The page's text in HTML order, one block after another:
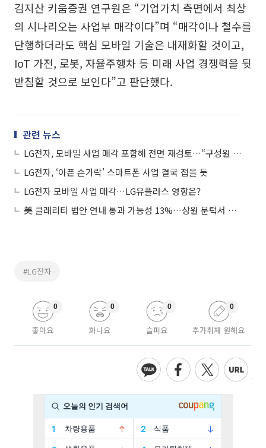
김지산 키움증권 연구원은 “기업가치 측면에서 최상
의 시나리오는 사업부 매각이다”며 “매각이나 철수를
단행하더라도 핵심 모바일 기술은 내재화할 것이고,
IoT 가전, 로봇, 자율주행차 등 미래 사업 경쟁력을 뒷
받침할 것으로 보인다”고 판단했다.
관련 뉴스
LG전자, 모바일 사업 매각 포함해 전면 재검토…“구성원 고용은 유지”
LG전자, ‘아픈 손가락’ 스마트폰 사업 결국 접을 듯
LG전자 모바일 사업 매각…LG유플러스 영향은?
美 클래리티 법안 연내 통과 가능성 13%…상원 문턱서 제동
#LG전자
좋아요
0
화나요
0
슬퍼요
0
추가취재 원해요
0